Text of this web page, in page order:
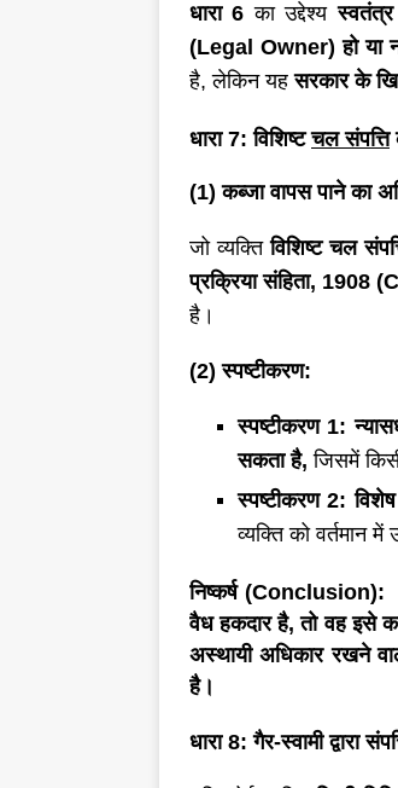
धारा6 का उद्देश्य
(Legal Owner) हो या
है, लेकिन यहसरकार के
धारा 7: विशिष्टचल संपत्ति
(1) कब्जा वापस पाने का
जो व्यक्तिविशिष्ट चल
प्रक्रिया संहिता, 1908
है।
(2) स्पष्टीकरण:
स्पष्टीकरण 1:
सकता है, जिसमें
स्पष्टीकरण2:
व्यक्ति को वर्तमान
निष्कर्ष (
वैध हकदारहै, तो वह इसे
अस्थायी अधिकार रखने
है।
धारा 8: गैर-स्वामी द्वारा